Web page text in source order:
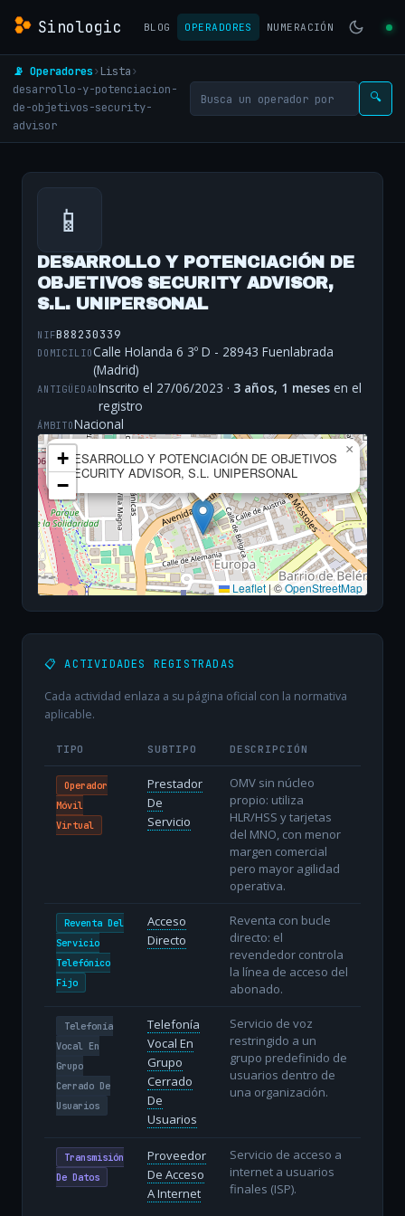
Sinologic BLOG OPERADORES NUMERACIÓN
📡 Operadores› Lista›
desarrollo-y-potenciacion-
de-objetivos-security-
advisor
🔍
📱
DESARROLLO Y POTENCIACIÓN DE
OBJETIVOS SECURITY ADVISOR,
S.L. UNIPERSONAL
NIFB88230339
DOMICILIOCalle Holanda 6 3º D - 28943 Fuenlabrada
(Madrid)
ANTIGÜEDADInscrito el 27/06/2023 · 3 años, 1 meses en el
registro
ÁMBITONacional
DESARROLLO Y POTENCIACIÓN DE OBJETIVOS
SECURITY ADVISOR, S.L. UNIPERSONAL
×
+
−
Leaflet |©OpenStreetMap
📋 ACTIVIDADES REGISTRADAS
Cada actividad enlaza a su página oficial con la normativa
aplicable.
TIPO SUBTIPO DESCRIPCIÓN
Operador
Móvil
Virtual
Prestador
De
Servicio
OMV sin núcleo
propio: utiliza
HLR/HSS y tarjetas
del MNO, con menor
margen comercial
pero mayor agilidad
operativa.
Reventa Del
Servicio
Telefónico
Fijo
Acceso
Directo
Reventa con bucle
directo: el
revendedor controla
la línea de acceso del
abonado.
Telefonía
Vocal En
Grupo
Cerrado De
Usuarios
Telefonía
Vocal En
Grupo
Cerrado
De
Usuarios
Servicio de voz
restringido a un
grupo predefinido de
usuarios dentro de
una organización.
Transmisión
De Datos
Proveedor
De Acceso
A Internet
Servicio de acceso a
internet a usuarios
finales (ISP).